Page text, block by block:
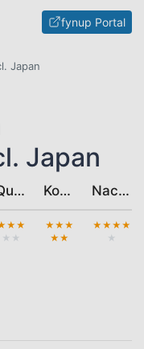
fynup Portal
Japan
Japan
Qualität Kosten Nachhaltigkeit
★ ★
★ ★
★ ★ ★
★ ★
★ ★ ★ ★
★